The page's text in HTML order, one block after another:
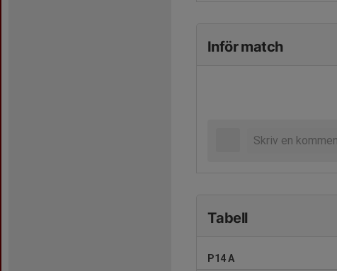
Inför match
Tabell
P14 A